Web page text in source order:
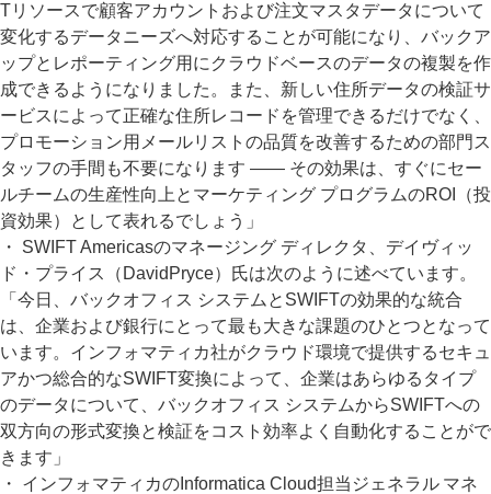
Tリソースで顧客アカウントおよび注文マスタデータについて
変化するデータニーズへ対応することが可能になり、バックア
ップとレポーティング用にクラウドベースのデータの複製を作
成できるようになりました。また、新しい住所データの検証サ
ービスによって正確な住所レコードを管理できるだけでなく、
プロモーション用メールリストの品質を改善するための部門ス
タッフの手間も不要になります ―― その効果は、すぐにセー
ルチームの生産性向上とマーケティング プログラムのROI（投
資効果）として表れるでしょう」
・ SWIFT Americasのマネージング ディレクタ、デイヴィッ
ド・プライス（DavidPryce）氏は次のように述べています。
「今日、バックオフィス システムとSWIFTの効果的な統合
は、企業および銀行にとって最も大きな課題のひとつとなって
います。インフォマティカ社がクラウド環境で提供するセキュ
アかつ総合的なSWIFT変換によって、企業はあらゆるタイプ
のデータについて、バックオフィス システムからSWIFTへの
双方向の形式変換と検証をコスト効率よく自動化することがで
きます」
・ インフォマティカのInformatica Cloud担当ジェネラル マネ